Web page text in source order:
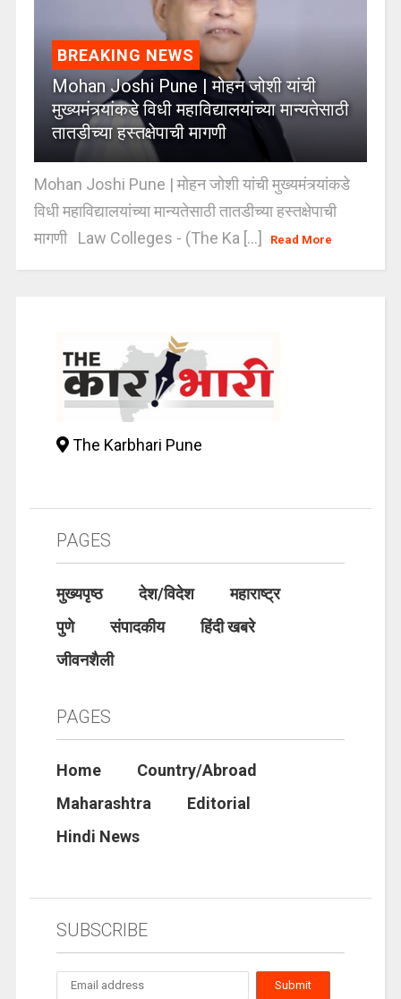
BREAKING NEWS
Mohan Joshi Pune | मोहन जोशी यांची
मुख्यमंत्र्यांकडे विधी महाविद्यालयांच्या मान्यतेसाठी
तातडीच्या हस्तक्षेपाची मागणी
Mohan Joshi Pune | मोहन जोशी यांची मुख्यमंत्र्यांकडे
विधी महाविद्यालयांच्या मान्यतेसाठी तातडीच्या हस्तक्षेपाची
मागणी Law Colleges - (The Ka [...]
Read More
The Karbhari Pune
PAGES
मुख्यपृष्ठ देश/विदेश
महाराष्ट्र
पुणे
संपादकीय
हिंदी खबरे
जीवनशैली
PAGES
Home
Country/Abroad
Maharashtra
Editorial
Hindi News
SUBSCRIBE